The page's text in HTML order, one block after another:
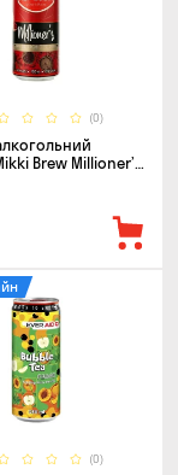
(0)
Brew Millioner’s
(0)